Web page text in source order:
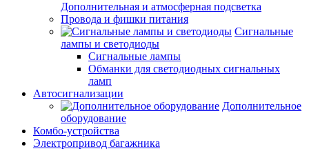
Дополнительная и атмосферная подсветка
Провода и фишки питания
Cигнальные
лампы и светодиоды
Сигнальные лампы
Обманки для светодиодных сигнальных
ламп
Автосигнализации
Дополнительное
оборудование
Комбо-устройства
Электропривод багажника